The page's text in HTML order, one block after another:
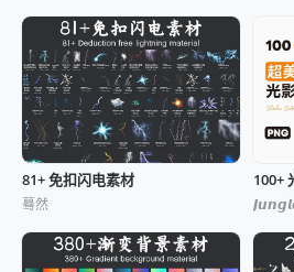
81+ 免扣闪电素材
蓦然
100+